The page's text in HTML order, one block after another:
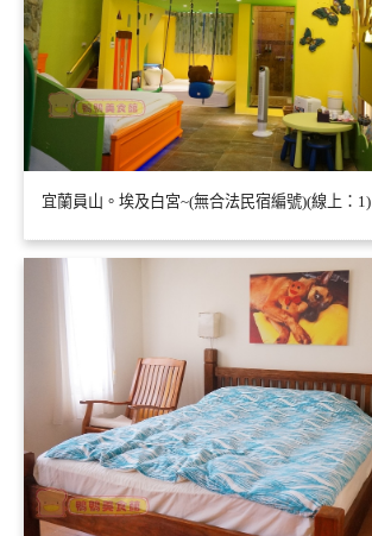
宜蘭員山。埃及白宮~(無合法民宿編號)(線上：1)